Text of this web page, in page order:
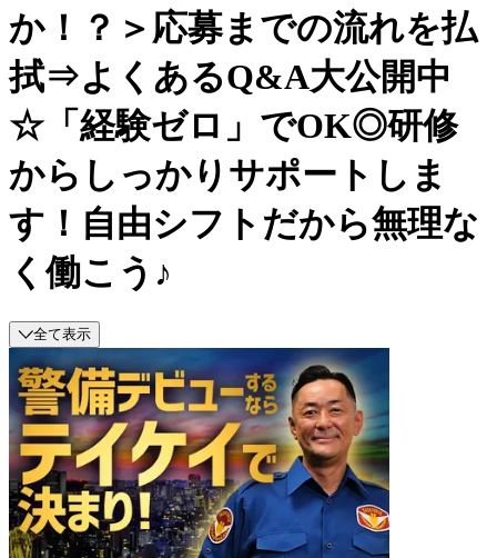
か！？＞応募までの流れを払
拭⇒よくあるQ&A大公開中
☆「経験ゼロ」でOK◎研修
からしっかりサポートしま
す！自由シフトだから無理な
く働こう♪
全て表示